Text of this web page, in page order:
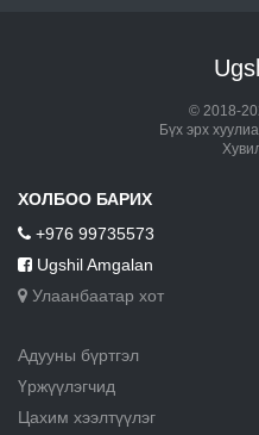
© 2018-
Бүх эрх
ХОЛБОО БАРИХ
+976 99735573
Ugshil Amgalan
Улаанбаатар хот
Адууны бүртгэл
Үржүүлэгчид
Цахим хээлтүүлэг